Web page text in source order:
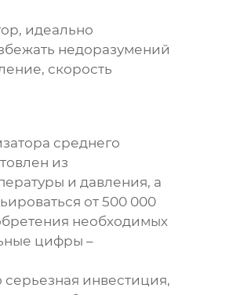
идеально
недоразумений
скорость
среднего
из
и давления, а
от 500 000
необходимых
цифры –
серьезная инвестиция,